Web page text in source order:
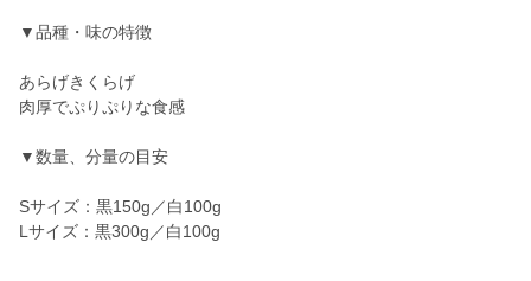
▼品種・味の特徴
あらげきくらげ
肉厚でぷりぷりな食感
▼数量、分量の目安
Sサイズ：黒150g／白100g
Lサイズ：黒300g／白100g